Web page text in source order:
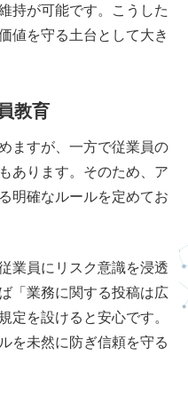
持が可能です。こうした
値を守る土台として大き
教育
ますが、一方で従業員の
あります。そのため、ア
明確なルールを定めてお
業員にリスク意識を浸透
「業務に関する投稿は広
定を設けると安心です。
を未然に防ぎ信頼を守る